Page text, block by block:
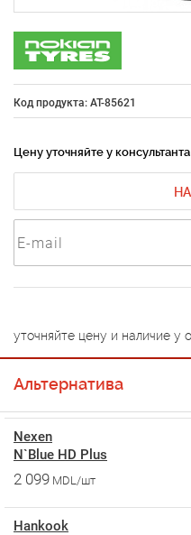
Код продукта: AT-85621
Цену уточняйте у консультанта
уточняйте цену и наличие у
Альтернатива
Nexen
N`Blue HD Plus
2 099 MDL/шт
Hankook